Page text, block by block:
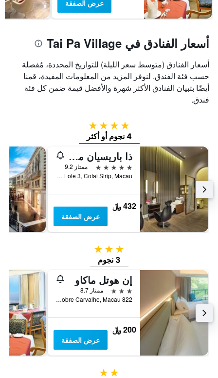
عرض الصفقة
أسعار الفنادق في Tai Pa Village
أسعار الفنادق (متوسط سعر الليلة) للتواريخ المحددة، مُفصلة
حسب فئة الفندق. لنوفر المزيد من المعلومات المفيدة، قمنا
أيضًا بتبيان الفنادق الأكثر شهرة والأفضل قيمة ضمن كل فئة
فندق.
4 نجوم
4 نجوم أو أكثر
ذا باريسيان ماكاو
5 نجوم
ممتاز 9.2
Estrada do Istmo, Lote 3, Cotai Strip, Macau
432 ﷼
عرض الصفقة
3 نجوم
3 نجوم
إن هوتل ماكاو
3 نجوم
ممتاز 8.7
822 Estrada Governador Nobre Carvalho, Macau
200 ﷼
عرض الصفقة
2 نجمتين